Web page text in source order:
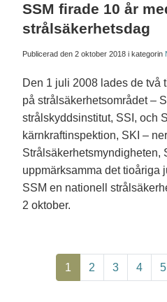
SSM firade 10 år
strålsäkerhetsdag
Publicerad den 2 oktober 2018 i kategorin
Den 1 juli 2008 lades de två
på strålsäkerhetsområdet –
strålskyddsinstitut, SSI, och
kärnkraftinspektion, SKI –
Strålsäkerhetsmyndigheten,
uppmärksamma det tioåriga
SSM en nationell
2 oktober.
Paginering
Nuvarande sida
1 Page
2 Page
3 Page
4 5